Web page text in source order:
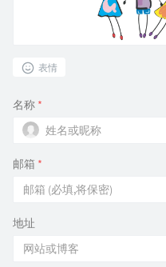
表情
名称 *
邮箱 *
地址